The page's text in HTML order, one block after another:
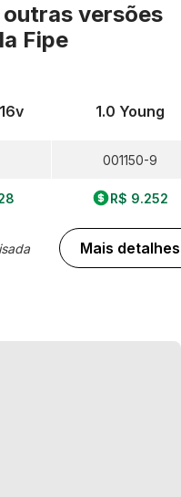
versões
Fipe
1.0 Young
001150-9
R$ 9.252
Mais detalhes